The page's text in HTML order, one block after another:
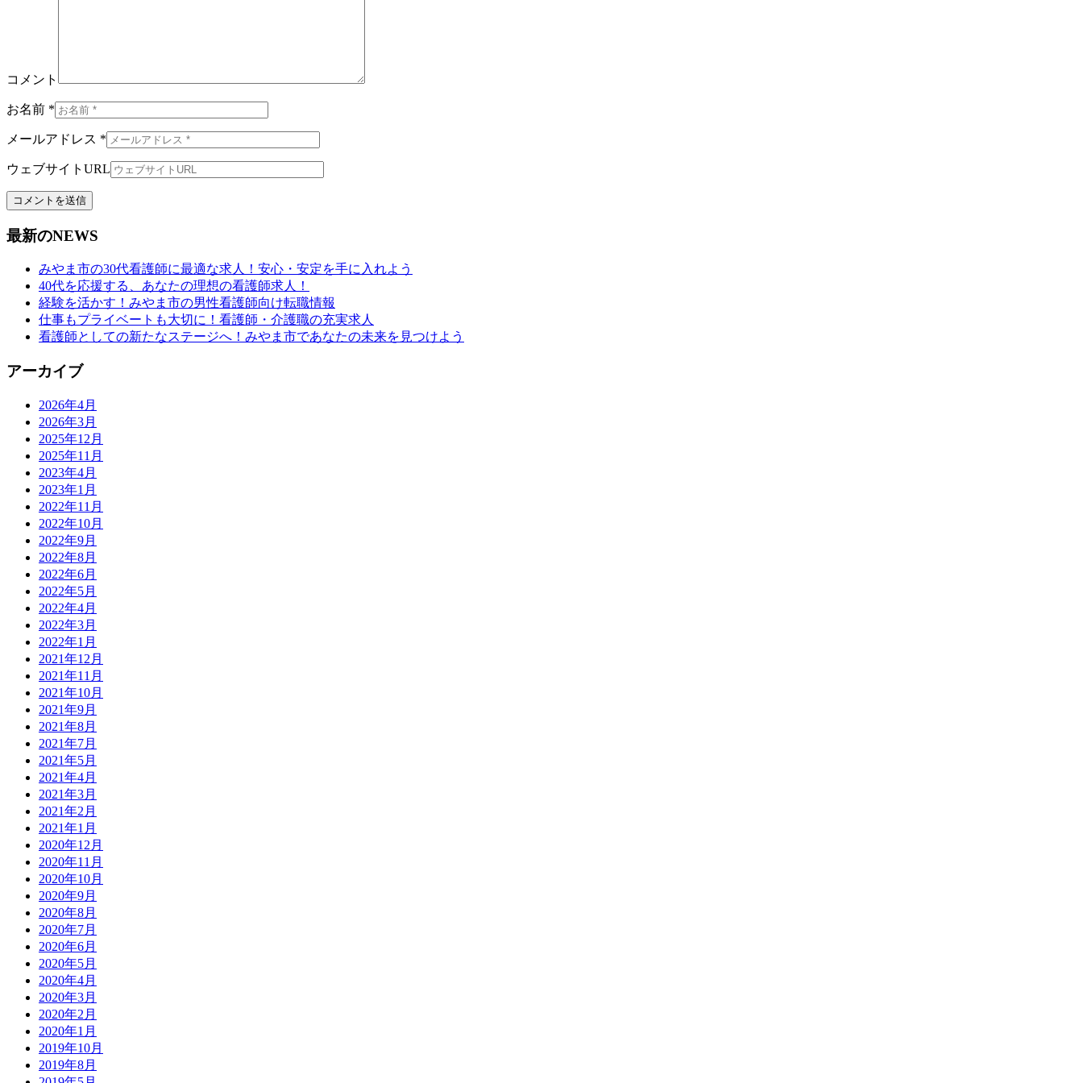
コメント
お名前 *
メールアドレス *
ウェブサイトURL
最新のNEWS
みやま市の30代看護師に最適な求人！安心・安定を手に入れよう
40代を応援する、あなたの理想の看護師求人！
経験を活かす！みやま市の男性看護師向け転職情報
仕事もプライベートも大切に！看護師・介護職の充実求人
看護師としての新たなステージへ！みやま市であなたの未来を見つけよう
アーカイブ
2026年4月
2026年3月
2025年12月
2025年11月
2023年4月
2023年1月
2022年11月
2022年10月
2022年9月
2022年8月
2022年6月
2022年5月
2022年4月
2022年3月
2022年1月
2021年12月
2021年11月
2021年10月
2021年9月
2021年8月
2021年7月
2021年5月
2021年4月
2021年3月
2021年2月
2021年1月
2020年12月
2020年11月
2020年10月
2020年9月
2020年8月
2020年7月
2020年6月
2020年5月
2020年4月
2020年3月
2020年2月
2020年1月
2019年10月
2019年8月